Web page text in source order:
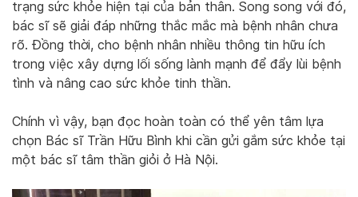
trạng sức khỏe hiện tại của bản thân. Song song với đó,
bác sĩ sẽ giải đáp những thắc mắc mà bệnh nhân chưa
rõ. Đồng thời, cho bệnh nhân nhiều thông tin hữu ích
trong việc xây dựng lối sống lành mạnh để đẩy lùi bệnh
tình và nâng cao sức khỏe tinh thần.
Chính vì vậy, bạn đọc hoàn toàn có thể yên tâm lựa
chọn Bác sĩ Trần Hữu Bình khi cần gửi gắm sức khỏe tại
một bác sĩ tâm thần giỏi ở Hà Nội.